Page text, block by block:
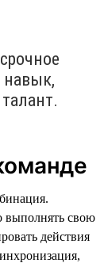
навык,
выполнять свою
действия